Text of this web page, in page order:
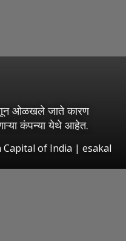
ओळखले जाते कारण
कंपन्या येथे आहेत.
Capital of India | esakal